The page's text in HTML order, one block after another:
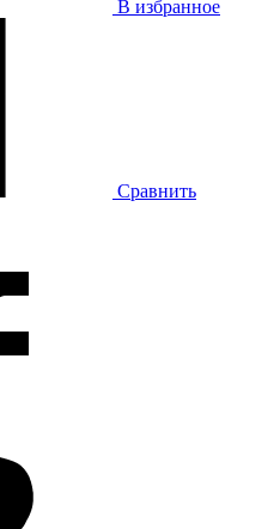
В избранное
Сравнить